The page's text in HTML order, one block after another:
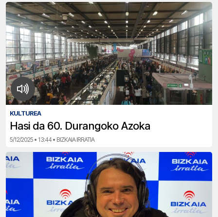
KULTUREA
Hasi da 60. Durangoko Azoka
5/12/2025 • 13:44 • BIZKAIA IRRATIA